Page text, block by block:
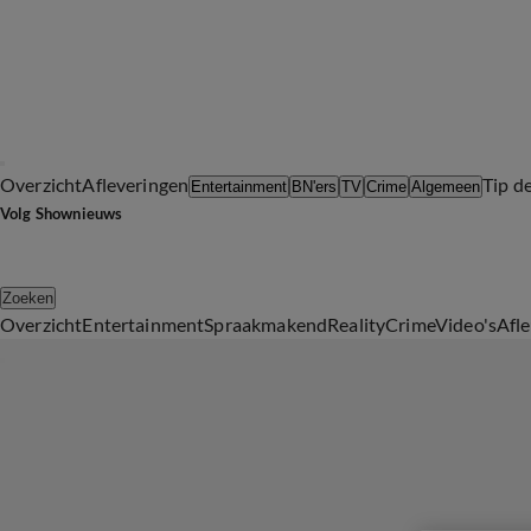
OverzichtAfleveringen Entertainment BN'ers TV Crime AlgemeenTip
Volg Shownieuws
Zoeken
OverzichtEntertainmentSpraakmakendRealityCrimeVideo's